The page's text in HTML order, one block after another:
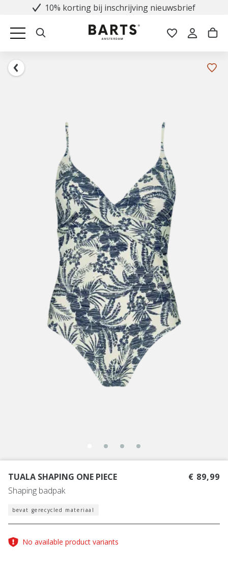
10% korting bij inschrijving nieuwsbrief
TUALA SHAPING ONE PIECE
Shaping badpak
€ 89,99
bevat gerecycled materiaal
No available product variants